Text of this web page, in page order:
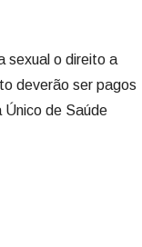
sexual o direito a
deverão ser pagos
Único de Saúde